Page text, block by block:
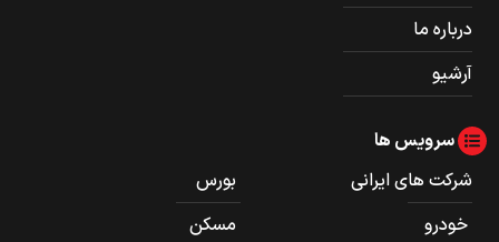
درباره ما
آرشیو
سرویس ها
شرکت های ایرانی
بورس
خودرو
مسکن